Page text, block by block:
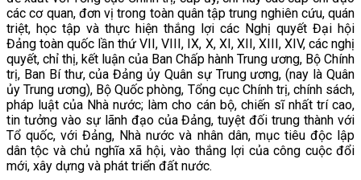
các cơ quan, đơn vị trong toàn quân tập trung nghiên cứu, quán
triệt, học tập và thực hiện thắng lợi các Nghị quyết Đại hội
Đảng toàn quốc lần thứ VII, VIII, IX, X, XI, XII, XIII, XIV, các nghị
quyết, chỉ thị, kết luận của Ban Chấp hành Trung ương, Bộ Chính
trị, Ban Bí thư, của Đảng ủy Quân sự Trung ương, (nay là Quân
ủy Trung ương), Bộ Quốc phòng, Tổng cục Chính trị, chính sách,
pháp luật của Nhà nước; làm cho cán bộ, chiến sĩ nhất trí cao,
tin tưởng vào sự lãnh đạo của Đảng, tuyệt đối trung thành với
Tổ quốc, với Đảng, Nhà nước và nhân dân, mục tiêu độc lập
dân tộc và chủ nghĩa xã hội, vào thắng lợi của công cuộc đổi
mới, xây dựng và phát triển đất nước.